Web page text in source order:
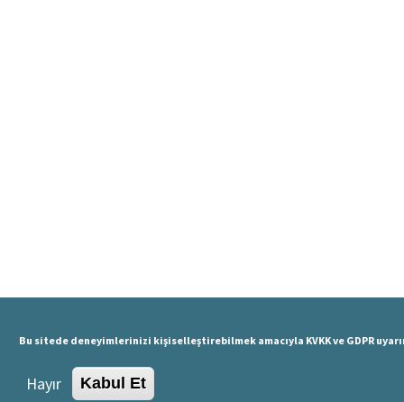
Bu sitede deneyimlerinizi kişiselleştirebilmek amacıyla KVKK ve GDPR
Hayır Kabul Et